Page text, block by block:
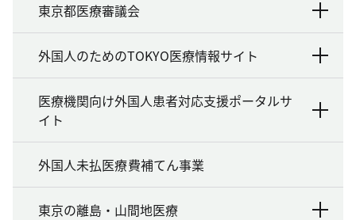
東京都医療審議会
外国人のためのTOKYO医療情報サイト
医療機関向け外国人患者対応支援ポータルサ
イト
外国人未払医療費補てん事業
東京の離島・山間地医療